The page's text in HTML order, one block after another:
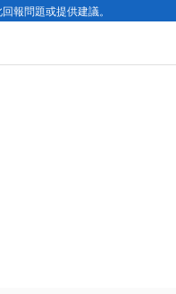
報問題或提供建議。